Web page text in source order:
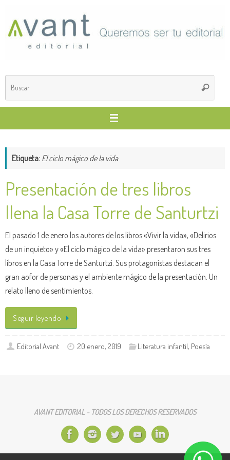
contenido
Buscar
Etiqueta:El ciclo mágico de la vida
Presentación de tres libros
llena la Casa Torre de Santurtzi
El pasado 1 de enero los autores de los libros «Vivir la vida», «Delirios
de un inquieto» y «El ciclo mágico de la vida» presentaron sus tres
libros en la Casa Torre de Santurtzi. Sus protagonistas destacan el
gran aofor de personas y el ambiente mágico de la presentación. Un
relato lleno de sentimientos.
Seguir leyendo
Editorial Avant 20 enero, 2019 Literatura infantil, Poesía
AVANT EDITORIAL - TODOS LOS DERECHOS RESERVADOS